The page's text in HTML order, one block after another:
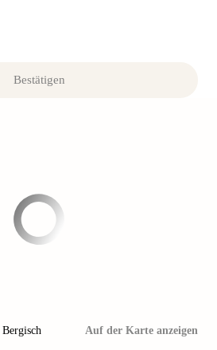
Bestätigen
Bergisch
Auf der Karte anzeigen